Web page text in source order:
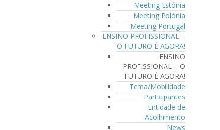
Meeting Estónia
Meeting Polónia
Meeting Portugal
ENSINO PROFISSIONAL –
O FUTURO É AGORA!
ENSINO
PROFISSIONAL – O
FUTURO É AGORA!
Tema/Mobilidade
Participantes
Entidade de
Acolhimento
News